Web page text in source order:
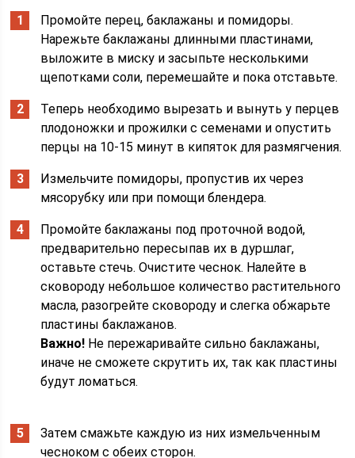
Промойте перец, баклажаны и помидоры.
Нарежьте баклажаны длинными пластинами,
выложите в миску и засыпьте несколькими
щепотками соли, перемешайте и пока отставьте.
Теперь необходимо вырезать и вынуть у перцев
плодоножки и прожилки с семенами и опустить
перцы на 10-15 минут в кипяток для размягчения.
Измельчите помидоры, пропустив их через
мясорубку или при помощи блендера.
Промойте баклажаны под проточной водой,
предварительно пересыпав их в дуршлаг,
оставьте стечь. Очистите чеснок. Налейте в
сковороду небольшое количество растительного
масла, разогрейте сковороду и слегка обжарьте
пластины баклажанов.
Важно! Не пережаривайте сильно баклажаны,
иначе не сможете скрутить их, так как пластины
будут ломаться.
Затем смажьте каждую из них измельченным
чесноком с обеих сторон.